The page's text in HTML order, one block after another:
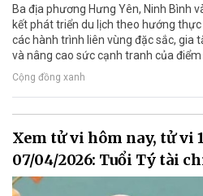
Ba địa phương Hưng Yên, Ninh Bình
kết phát triển du lịch theo hướng
các hành trình liên vùng đặc sắc, gia
và nâng cao sức cạnh tranh của
Cộng đồng xanh
Xem tử vi hôm nay, tử vi
07/04/2026: Tuổi Tý tài